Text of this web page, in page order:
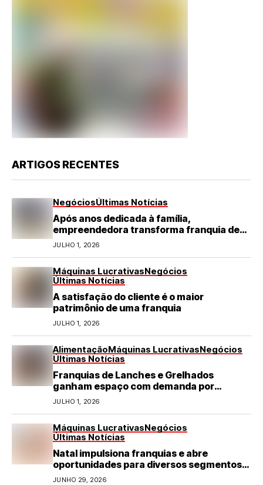
ARTIGOS RECENTES
NegóciosÚltimas Notícias
Após anos dedicada à família,
empreendedora transforma franquia de
turismo em negócio de destaque no RN
JULHO 1, 2026
Máquinas LucrativasNegócios
Últimas Notícias
A satisfação do cliente é o maior
patrimônio de uma franquia
JULHO 1, 2026
AlimentaçãoMáquinas LucrativasNegócios
Últimas Notícias
Franquias de Lanches e Grelhados
ganham espaço com demanda por
refeições rápidas e de qualidade
JULHO 1, 2026
Máquinas LucrativasNegócios
Últimas Notícias
Natal impulsiona franquias e abre
oportunidades para diversos segmentos
do varejo
JUNHO 29, 2026